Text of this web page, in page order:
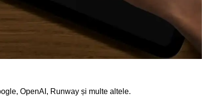
OpenAI, Runway și multe altele.